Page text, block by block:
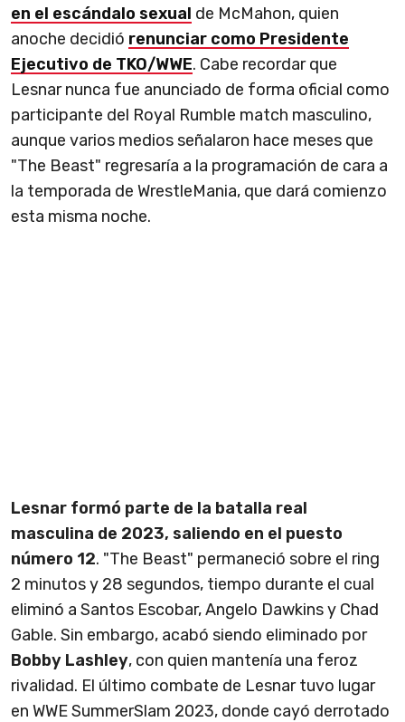
en el escándalo sexual de McMahon, quien
anoche decidió renunciar como Presidente
Ejecutivo de TKO/WWE. Cabe recordar que
Lesnar nunca fue anunciado de forma oficial como
participante del Royal Rumble match masculino,
aunque varios medios señalaron hace meses que
"The Beast" regresaría a la programación de cara a
la temporada de WrestleMania, que dará comienzo
esta misma noche.
Lesnar formó parte de la batalla real
masculina de 2023, saliendo en el puesto
número 12. "The Beast" permaneció sobre el ring
2 minutos y 28 segundos, tiempo durante el cual
eliminó a Santos Escobar, Angelo Dawkins y Chad
Gable. Sin embargo, acabó siendo eliminado por
Bobby Lashley, con quien mantenía una feroz
rivalidad. El último combate de Lesnar tuvo lugar
en WWE SummerSlam 2023, donde cayó derrotado